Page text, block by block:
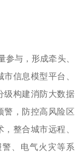
参与，形成牵头、
信息模型平台、
级构建消防大数据
警，防控高风险区
整合城市远程、
、电气火灾等系